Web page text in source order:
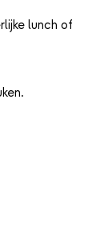
lunch of